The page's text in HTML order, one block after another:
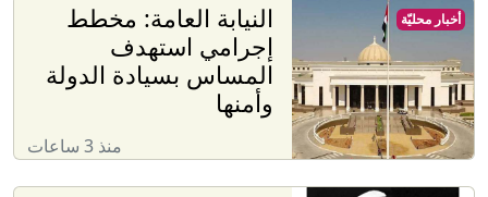
النيابة العامة: مخطط
إجرامي استهدف
المساس بسيادة الدولة
وأمنها
منذ 3 ساعات
أخبار محليّة